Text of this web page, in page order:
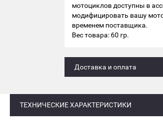
мотоциклов доступны в
модифицировать вашу
временем поставщика.
Вес товара: 60 гр.
Доставка и оплата
ТЕХНИЧЕСКИЕ ХАРАКТЕРИСТИКИ